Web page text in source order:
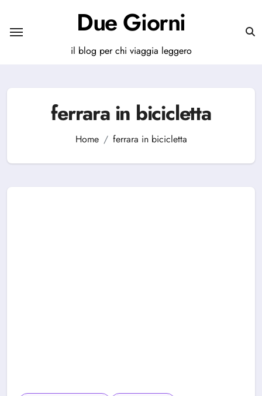
contenuto
Due Giorni
il blog per chi viaggia leggero
ferrara in bicicletta
Home ferrara in bicicletta